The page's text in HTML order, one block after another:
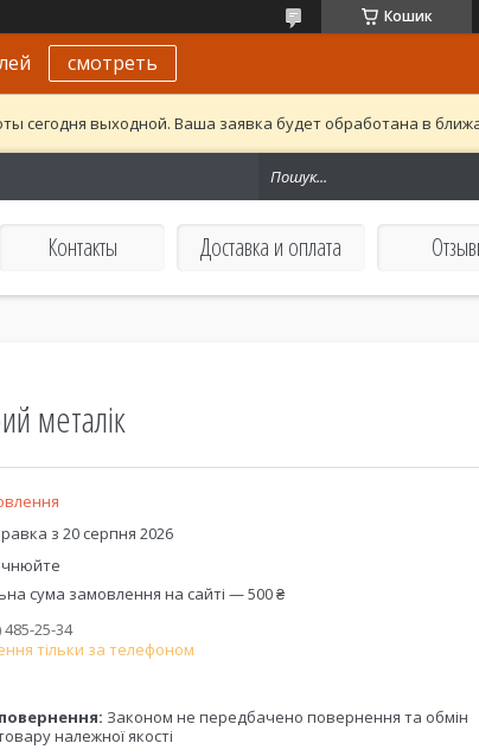
Кошик
смотреть
сегодня выходной. Ваша заявка будет обработана в
Контакты Доставка и оплата
металік
з 20 серпня 2026
сума замовлення на сайті — 500 ₴
485-25-34
тільки за телефоном
Законом не передбачено повернення та обмін
належної якості